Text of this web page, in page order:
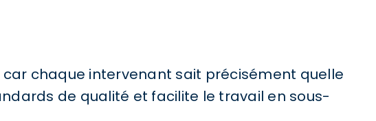
car chaque intervenant sait précisément quelle
de qualité et facilite le travail en sous-